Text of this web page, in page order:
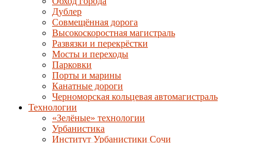
Дублер
Совмещённая дорога
Высокоскоростная магистраль
Развязки и перекрёстки
Мосты и переходы
Парковки
Порты и марины
Канатные дороги
Черноморская кольцевая автомагистраль
Технологии
«Зелёные» технологии
Урбанистика
Институт Урбанистики Сочи